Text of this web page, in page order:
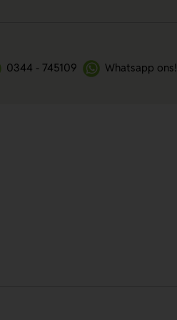
0344 - 745109 Whatsapp ons!